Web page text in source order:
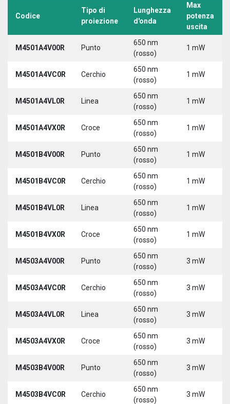
Codice
Tipo di
proiezione
Lunghezza
d'onda
Max
potenza
uscita
M4501A4V00R Punto
650 nm
(rosso)
1 mW
M4501A4VC0R Cerchio
650 nm
(rosso)
1 mW
M4501A4VL0R Linea
650 nm
(rosso)
1 mW
M4501A4VX0R Croce
650 nm
(rosso)
1 mW
M4501B4V00R Punto
650 nm
(rosso)
1 mW
M4501B4VC0R Cerchio
650 nm
(rosso)
1 mW
M4501B4VL0R Linea
650 nm
(rosso)
1 mW
M4501B4VX0R Croce
650 nm
(rosso)
1 mW
M4503A4V00R Punto
650 nm
(rosso)
3 mW
M4503A4VC0R Cerchio
650 nm
(rosso)
3 mW
M4503A4VL0R Linea
650 nm
(rosso)
3 mW
M4503A4VX0R Croce
650 nm
(rosso)
3 mW
M4503B4V00R Punto
650 nm
(rosso)
3 mW
M4503B4VC0R Cerchio
650 nm
(rosso)
3 mW